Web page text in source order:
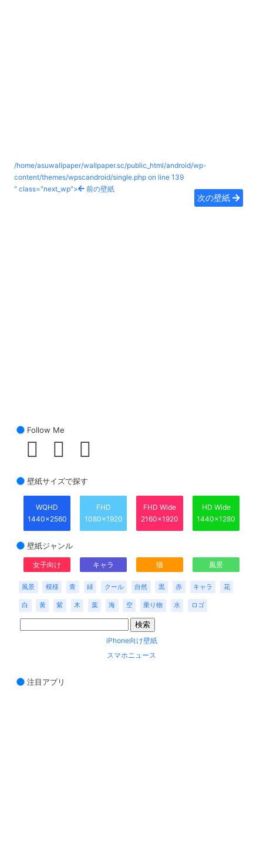
/home/asuwallpaper/wallpaper.sc/public_html/android/wp-
content/themes/wpscandroid/single.php on line 139
" class="next_wp">
前の壁紙
次の壁紙
Follow Me
壁紙サイズで探す
WQHD
1440x2560
FHD
1080x1920
FHD Wide
2160x1920
HD Wide
1440x1280
壁紙ジャンル
女子向け キャラ 猫 風景
風景 模様 青 緑 クール 自然 黒 赤 キャラ 花
白 黄 紫 木 葉 海 空 乗り物 水 ロゴ
iPhone向け壁紙
スマホニュース
注目アプリ